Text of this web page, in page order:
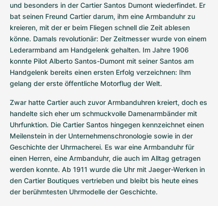
und besonders in der Cartier Santos Dumont wiederfindet. Er
bat seinen Freund Cartier darum, ihm eine Armbanduhr zu
kreieren, mit der er beim Fliegen schnell die Zeit ablesen
könne. Damals revolutionär: Der Zeitmesser wurde von einem
Lederarmband am Handgelenk gehalten. Im Jahre 1906
konnte Pilot Alberto Santos-Dumont mit seiner Santos am
Handgelenk bereits einen ersten Erfolg verzeichnen: Ihm
gelang der erste öffentliche Motorflug der Welt.
Zwar hatte Cartier auch zuvor Armbanduhren kreiert, doch es
handelte sich eher um schmuckvolle Damenarmbänder mit
Uhrfunktion. Die Cartier Santos hingegen kennzeichnet einen
Meilenstein in der Unternehmenschronologie sowie in der
Geschichte der Uhrmacherei. Es war eine Armbanduhr für
einen Herren, eine Armbanduhr, die auch im Alltag getragen
werden konnte. Ab 1911 wurde die Uhr mit Jaeger-Werken in
den Cartier Boutiques vertrieben und bleibt bis heute eines
der berühmtesten Uhrmodelle der Geschichte.